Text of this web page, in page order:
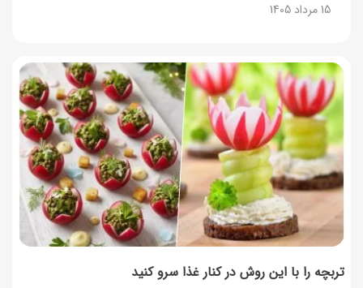
15 مرداد 1405
تربچه را با این روش در کنار غذا سرو کنید
طرز تهیه پش ملبا (پیچ ملبا)؛ دسر کلاسیک هلو و بستنی
13 مرداد 1405
طرز تهیه حلوای بحرینی؛ دسر سنتی خاورمیانه‌ای
13 مرداد 1405